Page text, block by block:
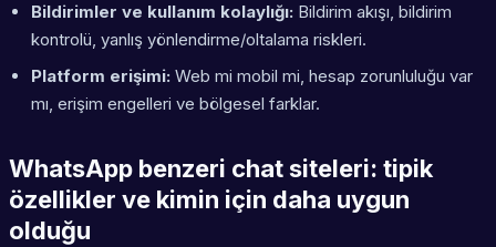
Bildirimler ve kullanım kolaylığı: Bildirim akışı, bildirim
kontrolü, yanlış yönlendirme/oltalama riskleri.
Platform erişimi: Web mi mobil mi, hesap zorunluluğu var
mı, erişim engelleri ve bölgesel farklar.
WhatsApp benzeri chat siteleri: tipik
özellikler ve kimin için daha uygun
olduğu